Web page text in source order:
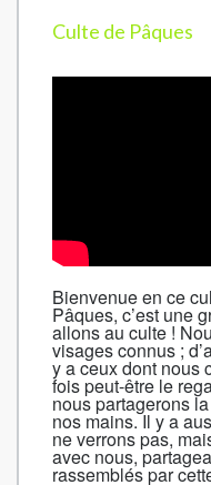
Culte de Pâques
Bienvenue en ce
Pâques, c’est une
allons au culte !
visages connus ;
y a ceux dont nous
fois peut-être le
nous partagerons
nos mains. Il y a
ne verrons pas,
avec nous,
rassemblés par